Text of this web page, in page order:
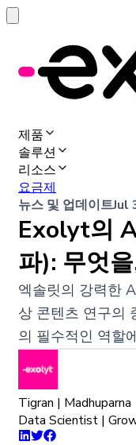
제품
솔루션
리소스
요금제
뉴스 및 업데이트Jul
Exolyt의
파): 무엇
엑솔릿의 강력한
상 콘텐츠 연구의
의 필수적인 역할
Tigran | Madhuparna
Data Scientist |